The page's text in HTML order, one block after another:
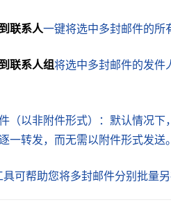
联系人一键将选中多封邮件的所
联系人组将选中多封邮件的发件
（以非附件形式）：默认情况
一转发，而无需以附件形式发送。
具可帮助您将多封邮件分别批量